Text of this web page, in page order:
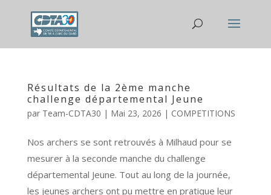
Résultats de la 2ème manche
challenge départemental Jeune
par Team-CDTA30 | Mai 23, 2026 | COMPETITIONS
Nos archers se sont retrouvés à Milhaud pour se
mesurer à la seconde manche du challenge
départemental Jeune. Tout au long de la journée,
les jeunes archers ont pu mettre en pratique leur